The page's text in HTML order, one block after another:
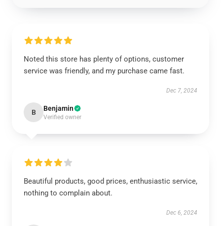
Noted this store has plenty of options, customer
service was friendly, and my purchase came fast.
Dec 7, 2024
B Benjamin
Verified owner
Beautiful products, good prices, enthusiastic service,
nothing to complain about.
Dec 6, 2024